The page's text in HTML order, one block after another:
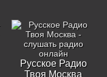
Русское Радио
Твоя Москва